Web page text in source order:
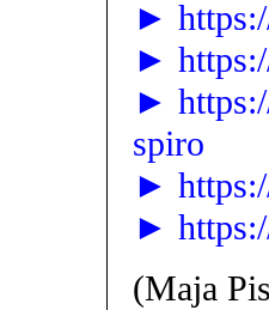
►
►
►
spiro
►
►
(Maja